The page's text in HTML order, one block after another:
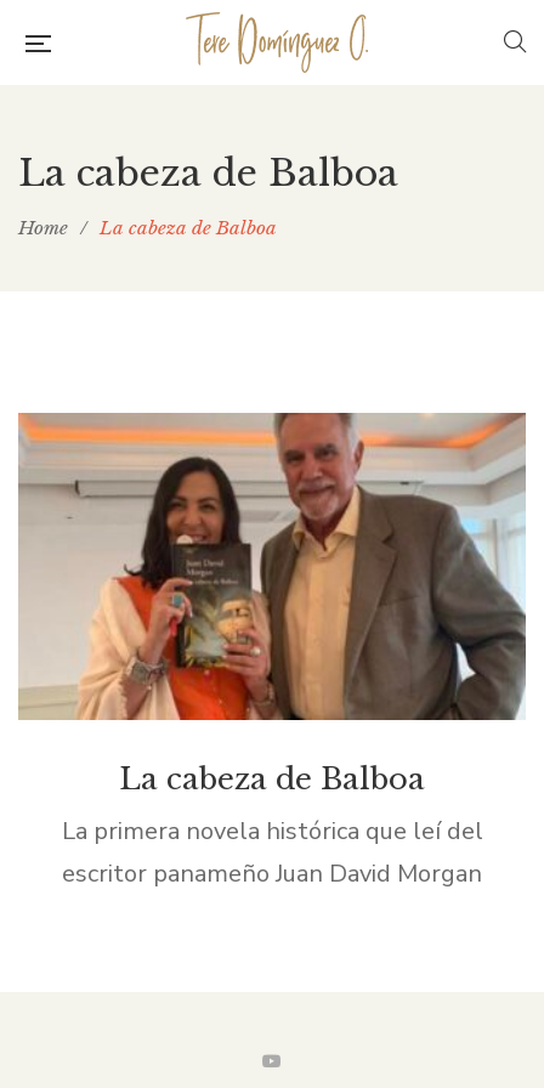
La cabeza de Balboa
Home / La cabeza de Balboa
La cabeza de Balboa
La primera novela histórica que leí del
escritor panameño Juan David Morgan